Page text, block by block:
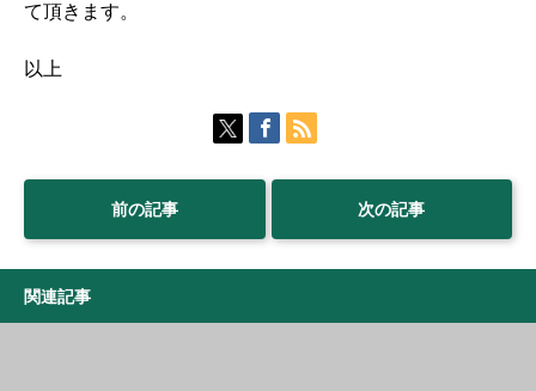
て頂きます。
以上
前の記事 次の記事
関連記事